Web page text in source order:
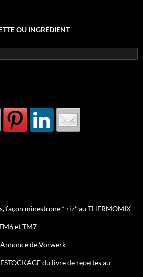
OU INGRÉDIENT
façon minestrone * riz* au THERMOMIX
et TM7
de Vorwerk
du livre de recettes au